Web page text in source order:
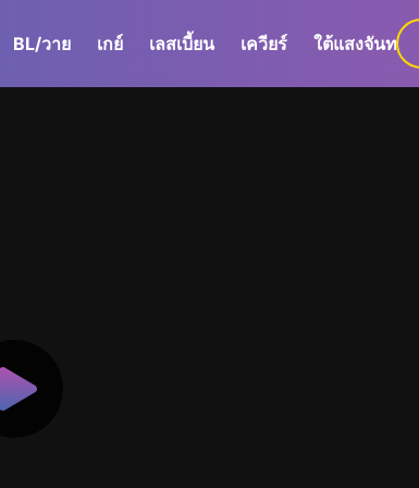
BL/วาย เกย์ เลสเบี้ยน เควียร์ ใต้แสงจันทร์